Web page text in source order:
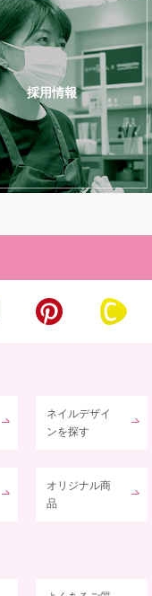
採用情報
ネイルデザイ
ンを探す
オリジナル商
品